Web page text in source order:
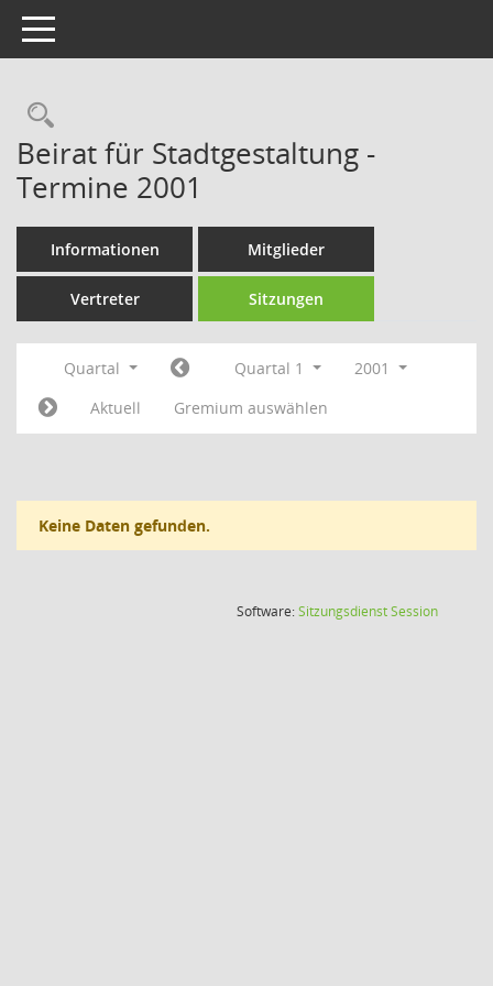
Toggle navigation
Rechercheauswahl
Beirat für Stadtgestaltung -
Termine 2001
Informationen Mitglieder
Vertreter Sitzungen
Quartal Quartal 1
2001
Aktuell
Gremium auswählen
Keine Daten gefunden.
Software:SitzungsdienstSession(Wird in